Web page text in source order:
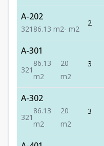
A-202
321 86.13 m2- m2
2
A-301
321
86.13
m2
20
m2
3
A-302
321
86.13
m2
20
m2
3